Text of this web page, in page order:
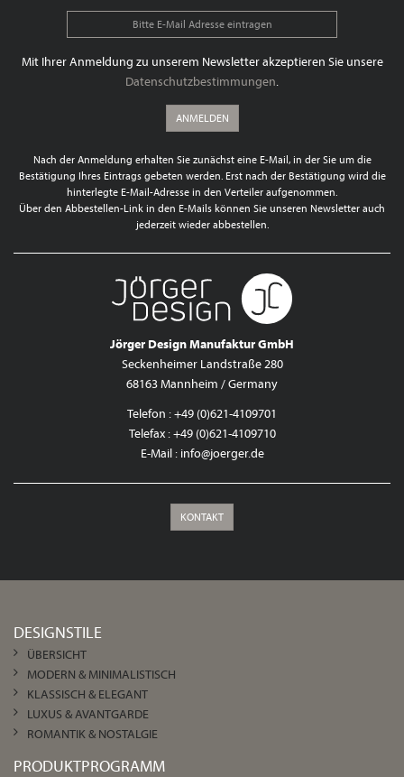
Mit Ihrer Anmeldung zu unserem Newsletter akzeptieren Sie unsere
Datenschutzbestimmungen.
ANMELDEN
Nach der Anmeldung erhalten Sie zunächst eine E-Mail, in der Sie um die
Bestätigung Ihres Eintrags gebeten werden. Erst nach der Bestätigung wird die
hinterlegte E-Mail-Adresse in den Verteiler aufgenommen.
Über den Abbestellen-Link in den E-Mails können Sie unseren Newsletter auch
jederzeit wieder abbestellen.
Jörger Design Manufaktur GmbH
Seckenheimer Landstraße 280
68163 Mannheim / Germany
Telefon : +49 (0)621-4109701
Telefax : +49 (0)621-4109710
E-Mail : info@joerger.de
KONTAKT
DESIGNSTILE
ÜBERSICHT
MODERN & MINIMALISTISCH
KLASSISCH & ELEGANT
LUXUS & AVANTGARDE
ROMANTIK & NOSTALGIE
PRODUKTPROGRAMM